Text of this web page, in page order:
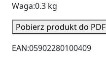
Waga:0.3 kg
Pobierz produkt do PDF
EAN:05902280100409